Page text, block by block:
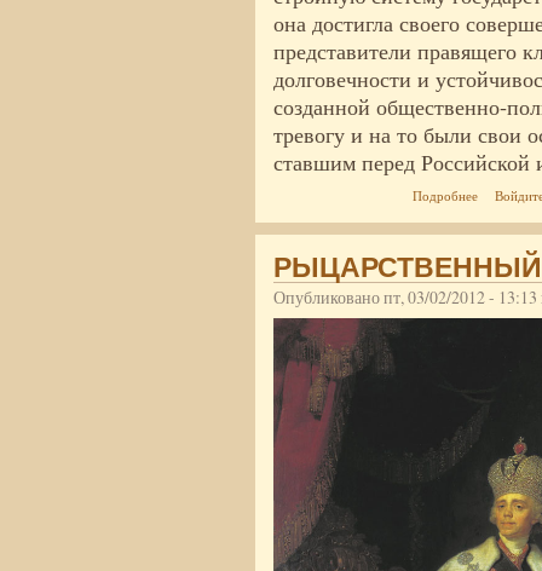
она достигла своего
представители правящего
долговечности и
созданной общественно-
тревогу и на то были свои
ставшим перед
Подробнее о
Опубликовано пт, 03/02/2012 - 13:13